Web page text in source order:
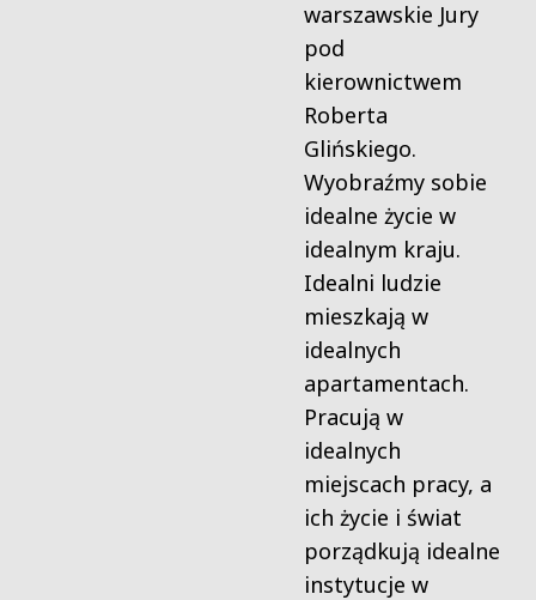
warszawskie Jury
pod
kierownictwem
Roberta
Glińskiego.
Wyobraźmy sobie
idealne życie w
idealnym kraju.
Idealni ludzie
mieszkają w
idealnych
apartamentach.
Pracują w
idealnych
miejscach pracy, a
ich życie i świat
porządkują idealne
instytucje w